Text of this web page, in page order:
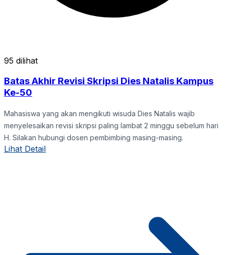
95 dilihat
Batas Akhir Revisi Skripsi Dies Natalis Kampus
Ke-50
Mahasiswa yang akan mengikuti wisuda Dies Natalis wajib
menyelesaikan revisi skripsi paling lambat 2 minggu sebelum hari
H. Silakan hubungi dosen pembimbing masing-masing.
Lihat Detail